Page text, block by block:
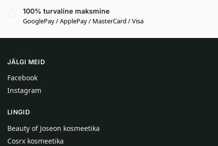
100% turvaline maksmine
GooglePay / ApplePay / MasterCard / Visa
JÄLGI MEID
Facebook
Instagram
LINGID
Beauty of Joseon kosmeetika
Cosrx kosmeetika